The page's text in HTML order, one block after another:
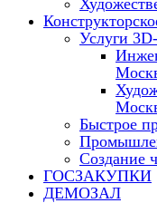
Услуги
Быстрое
Создание
ГОСЗАКУПКИ
ДЕМОЗАЛ